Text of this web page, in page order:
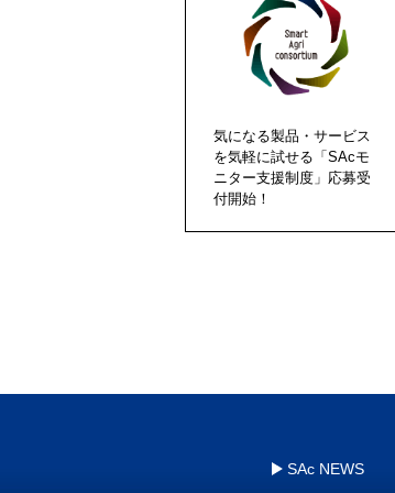
気になる製品・サービス
を気軽に試せる「SAcモ
ニター支援制度」応募受
付開始！
SAc NEWS